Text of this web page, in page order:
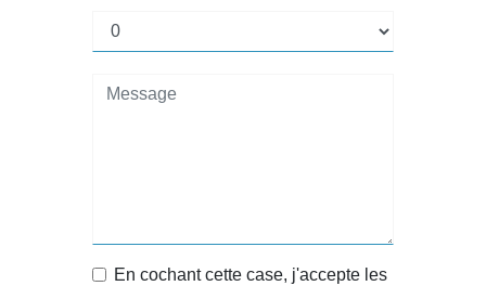
En cochant cette case, j'accepte les